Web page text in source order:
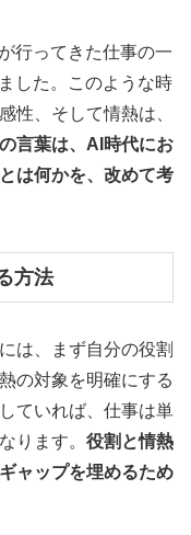
行ってきた仕事の一
した。このような時
性、そして情熱は、
言葉は、AI時代にお
は何かを、改めて考
方法
は、まず自分の役割
の対象を明確にする
ていれば、仕事は単
ります。 役割と情熱
ャップを埋めるため